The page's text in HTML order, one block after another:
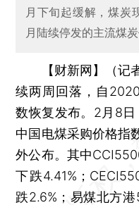
月下旬起缓解，煤炭
月陆续停发的主流煤
【财新网】（记
续两周回落，自
数恢复发布。2月8日
中国电煤采购价格指
外公布。其中
下跌4.41%；
跌2.6%；易煤北方